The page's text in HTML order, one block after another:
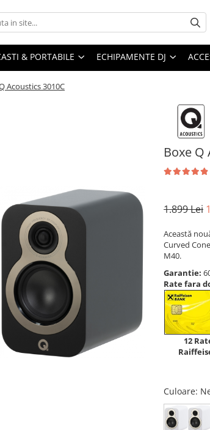
& PORTABILE ECHIPAMENTE DJ
Acoustics 3010C
Boxe Q
1.899 Lei
Această
Curved
M40.
Garantie:
Rate fara
12
Culoare: